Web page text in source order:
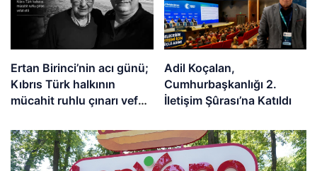
Ertan Birinci’nin acı günü;
Kıbrıs Türk halkının
mücahit ruhlu çınarı vefat
Adil Koçalan,
Cumhurbaşkanlığı 2.
İletişim Şûrası’na Katıldı